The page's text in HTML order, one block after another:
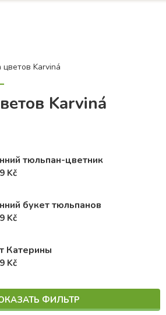
цветов Karviná
Karviná
тюльпан-цветник
Kč
букет тюльпанов
Kč
Катерины
Kč
ФИЛЬТР